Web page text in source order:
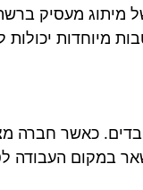
מיתוג מעסיק
מיוחדות
כאשר חברה
במקום העבודה